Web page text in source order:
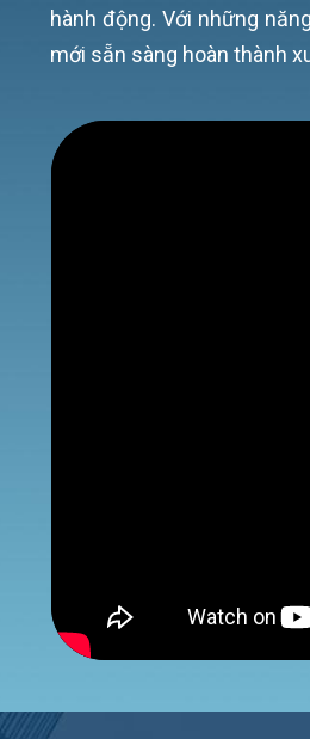
hành động. Với những
mới sẵn sàng hoàn thành